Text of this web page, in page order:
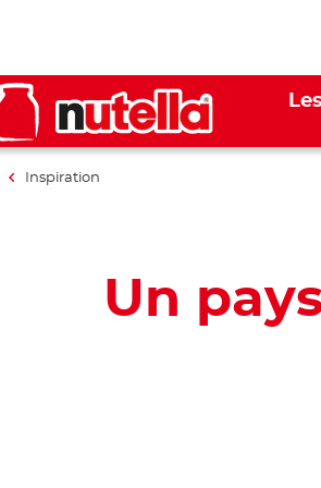
Inspiration
Un